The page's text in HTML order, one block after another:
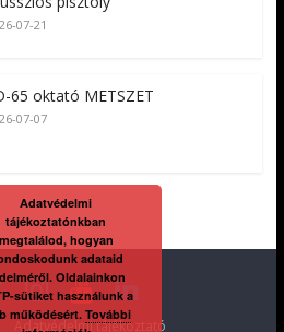
07-21
65 oktató METSZET
07-07
Adatvédelmi tájékoztató
Adatvédelmi
tájékoztatónkban
megtalálod, hogyan
adataid
Oldalainkon
sütiket használunk a
működésért. További